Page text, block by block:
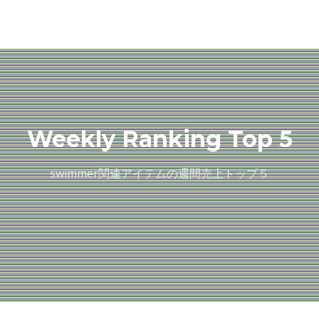
Weekly Ranking Top 5
swimmer関連アイテムの週間売上トップ５